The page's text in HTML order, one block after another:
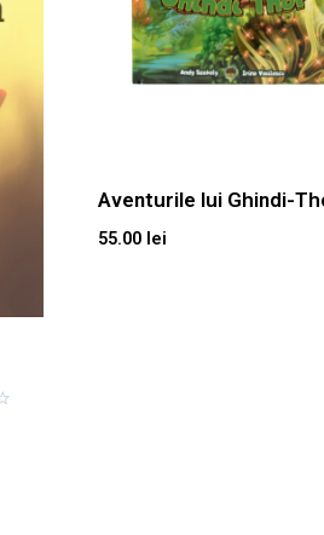
Aventurile lui Ghindi-
55.00 lei